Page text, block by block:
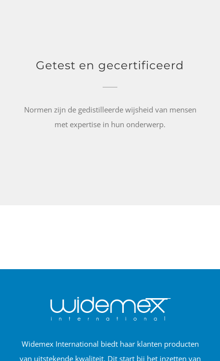
Getest en gecertificeerd
Normen zijn de gedistilleerde wijsheid van mensen
met expertise in hun onderwerp.
Widemex International biedt haar klanten producten
van uitstekende kwaliteit. Dit start bij het inzetten van